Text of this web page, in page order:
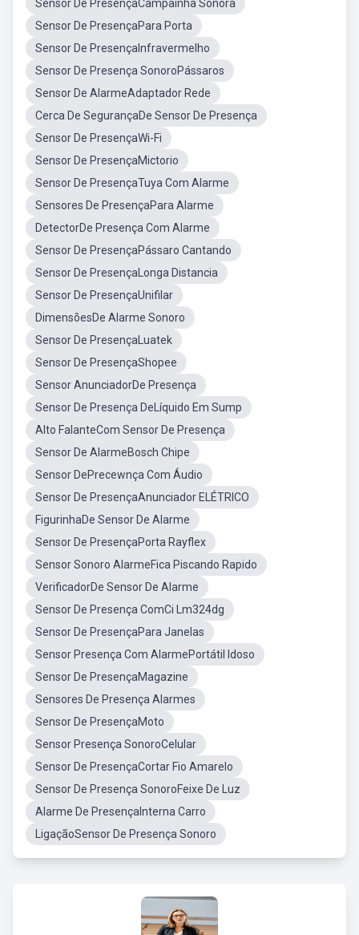
Sensor De PresençaCampainha Sonora
Sensor De PresençaPara Porta
Sensor De PresençaInfravermelho
Sensor De Presença SonoroPássaros
Sensor De AlarmeAdaptador Rede
Cerca De SegurançaDe Sensor De Presença
Sensor De PresençaWi-Fi
Sensor De PresençaMictorio
Sensor De PresençaTuya Com Alarme
Sensores De PresençaPara Alarme
DetectorDe Presença Com Alarme
Sensor De PresençaPássaro Cantando
Sensor De PresençaLonga Distancia
Sensor De PresençaUnifilar
DimensõesDe Alarme Sonoro
Sensor De PresençaLuatek
Sensor De PresençaShopee
Sensor AnunciadorDe Presença
Sensor De Presença DeLíquido Em Sump
Alto FalanteCom Sensor De Presença
Sensor De AlarmeBosch Chipe
Sensor DePrecewnça Com Áudio
Sensor De PresençaAnunciador ELÉTRICO
FigurinhaDe Sensor De Alarme
Sensor De PresençaPorta Rayflex
Sensor Sonoro AlarmeFica Piscando Rapido
VerificadorDe Sensor De Alarme
Sensor De Presença ComCi Lm324dg
Sensor De PresençaPara Janelas
Sensor Presença Com AlarmePortátil Idoso
Sensor De PresençaMagazine
Sensores De Presença Alarmes
Sensor De PresençaMoto
Sensor Presença SonoroCelular
Sensor De PresençaCortar Fio Amarelo
Sensor De Presença SonoroFeixe De Luz
Alarme De PresençaInterna Carro
LigaçãoSensor De Presença Sonoro